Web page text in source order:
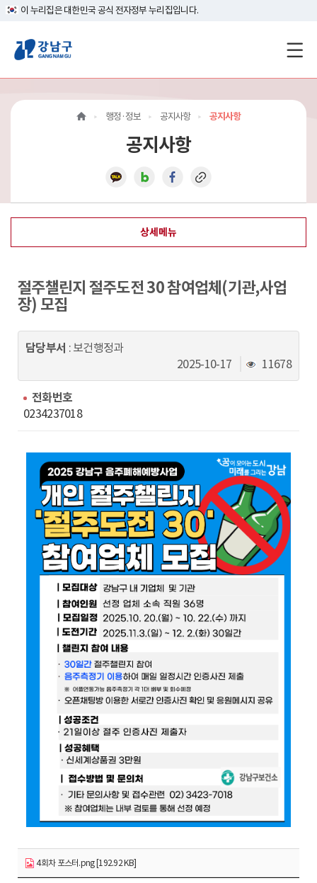
이 누리집은 대한민국 공식 전자정부 누리집입니다.
강
남
구
지
메
인
이
동
행정·정보 공지사항 공지사항
공지사항
상세메뉴
절주챌린지 절주도전 30 참여업체(기관,사업
장) 모집
담당부서 : 보건행정과
2025-10-17
조
회
11678
전화번호
0234237018
4회차 포스터.png [192.92 KB]